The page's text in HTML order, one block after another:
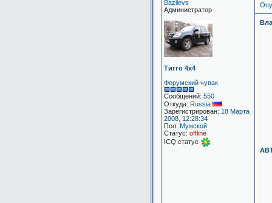
Bazilevs
Администратор
Тигго 4х4
Форумский чувак
Сообщений: 550
Откуда: Russia
Зарегистрирован: 18 Марта
2008, 12:28:34
Пол: Мужской
Статус: offline
ICQ статус